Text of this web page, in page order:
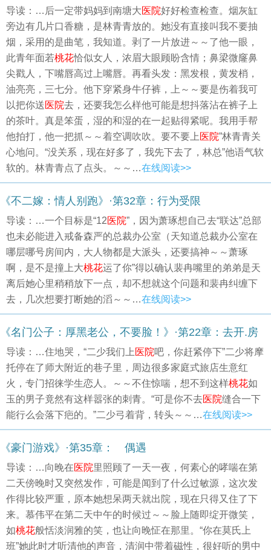
导读：…后一定带妈妈到南塘大医院好好检查检查。烟灰缸
旁边有几片口香糖，是林青青放的。她没有直接叫我不要抽
烟，采用的是曲笔，我知道。剥了一片放进～～了他一眼，
此青年面若桃花恰似女人，浓眉大眼顾盼含情；鼻梁微窿鼻
尖戳人，下嘴唇高过上嘴唇。再看头发：黑发根，黄发梢，
油亮亮，三七分。他下穿紧身牛仔裤，上～～要是伤着我可
以把你送医院去，还要我怎么样他可能是想抖落沾在裤子上
的茶叶。真是笨蛋，湿的和湿的在一起贴得紧呢。我用手帮
他拍打，他一把抓～～着空调吹吹。要不要上 医院”林青青关
心地问。“没关系，现在好多了，我先下去了，林总”他语气软
软的。林青青点了点头。～～…在线阅读>>
《不二嫁：情人别跑》·第32章：行为受限
导读：…一个目标是“12医院”，因为萧琢想自己去“联达”总部
也未必能进入戒备森严的总裁办公室（天知道总裁办公室在
哪层哪号房间内，大人物都是大派头，还要搞神～～萧琢
啊，是不是撞上大桃花运了你”得以确认裴冉嘴里的弟弟是天
离后她心里稍稍放下一点，却不想就这个问题和裴冉纠缠下
去，几次想要打断她的滔～～…在线阅读>>
《名门公子：厚黑老公，不要脸！》·第22章：去开.房
导读：…住地哭，“二少我们上 医院吧，你赶紧停下”二少将摩
托停在了师大附近的巷子里，周边很多家庭式旅店生意红
火，专门招徕学生恋人。～～不住惊喘，想不到这样桃花如
玉的男子竟然有这样嚣张的刺青。“可是你不去医院缝合一下
能行么会落下疤的。”二少弓着背，转头～～…在线阅读>>
《豪门游戏》·第35章： 偶遇
导读：…向晚在医院里照顾了一天一夜，何素心的哮喘在第
二天傍晚时又突然发作，可能是闻到了什么过敏源，这次发
作得比较严重，原本她想呆两天就出院，现在只得又住了下
来。慕伟平在第二天中午的时候过～～脸上随即绽开微笑，
如桃花般恬淡润雅的笑，也让向晚怔在那里。“你在莫氏上
班”她此时才听清他的声音，清润中带着磁性，很好听的男中